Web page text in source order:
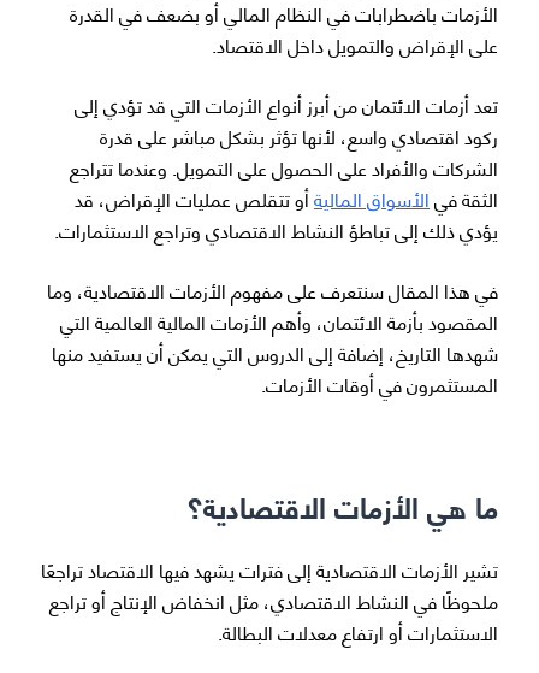
الأزمات باضطرابات في النظام المالي أو بضعف في القدرة
على الإقراض والتمويل داخل الاقتصاد.
تعد أزمات الائتمان من أبرز أنواع الأزمات التي قد تؤدي إلى
ركود اقتصادي واسع، لأنها تؤثر بشكل مباشر على قدرة
الشركات والأفراد على الحصول على التمويل. وعندما تتراجع
الثقة فيالأسواق الماليةأو تتقلص عمليات الإقراض، قد
يؤدي ذلك إلى تباطؤ النشاط الاقتصادي وتراجع الاستثمارات.
في هذا المقال سنتعرف على مفهوم الأزمات الاقتصادية، وما
المقصود بأزمة الائتمان، وأهم الأزمات المالية العالمية التي
شهدها التاريخ، إضافة إلى الدروس التي يمكن أن يستفيد منها
المستثمرون في أوقات الأزمات.
ما هي الأزمات الاقتصادية؟
تشير الأزمات الاقتصادية إلى فترات يشهد فيها الاقتصاد تراجعًا
ملحوظًا في النشاط الاقتصادي، مثل انخفاض الإنتاج أو تراجع
الاستثمارات أو ارتفاع معدلات البطالة.